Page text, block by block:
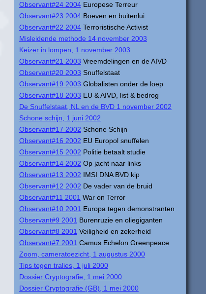
Observant#24 2004 Europese Terreur
Observant#23 2004 Boeven en buitenlui
Observant#22 2004 Terroristische Activist
Misleidende methode 14 november 2003
Keizer in lompen, 1 november 2003
Observant#21 2003 Vreemdelingen en de AIVD
Observant#20 2003 Snuffelstaat
Observant#19 2003 Globalisten onder de loep
Observant#18 2003 EU & AIVD, list & bedrog
De Snuffelstaat, NL en de BVD 1 november 2002
Schone schijn, 1 juni 2002
Observant#17 2002 Schone Schijn
Observant#16 2002 EU Europol snuffelen
Observant#15 2002 Politie betaalt studie
Observant#14 2002 Op jacht naar links
Observant#13 2002 IMSI DNA BVD kip
Observant#12 2002 De vader van de bruid
Observant#11 2001 War on Terror
Observant#10 2001 Europa tegen demonstranten
Observant#9 2001 Burenruzie en oliegiganten
Observant#8 2001 Veiligheid en zekerheid
Observant#7 2001 Camus Echelon Greenpeace
Zoom, cameratoezicht, 1 augustus 2000
Tips tegen tralies, 1 juli 2000
Dossier Cryptografie, 1 mei 2000
Dossier Cryptografie (GB), 1 mei 2000